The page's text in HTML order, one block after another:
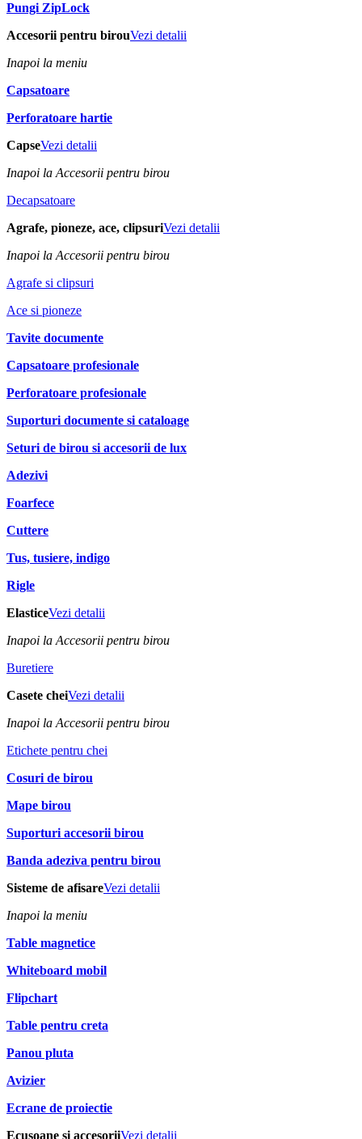
Pungi ZipLock
Accesorii pentru birouVezi detalii
Inapoi la meniu
Capsatoare
Perforatoare hartie
CapseVezi detalii
Inapoi la Accesorii pentru birou
Decapsatoare
Agrafe, pioneze, ace, clipsuriVezi detalii
Inapoi la Accesorii pentru birou
Agrafe si clipsuri
Ace si pioneze
Tavite documente
Capsatoare profesionale
Perforatoare profesionale
Suporturi documente si cataloage
Seturi de birou si accesorii de lux
Adezivi
Foarfece
Cuttere
Tus, tusiere, indigo
Rigle
ElasticeVezi detalii
Inapoi la Accesorii pentru birou
Buretiere
Casete cheiVezi detalii
Inapoi la Accesorii pentru birou
Etichete pentru chei
Cosuri de birou
Mape birou
Suporturi accesorii birou
Banda adeziva pentru birou
Sisteme de afisareVezi detalii
Inapoi la meniu
Table magnetice
Whiteboard mobil
Flipchart
Table pentru creta
Panou pluta
Avizier
Ecrane de proiectie
Ecusoane si accesoriiVezi detalii